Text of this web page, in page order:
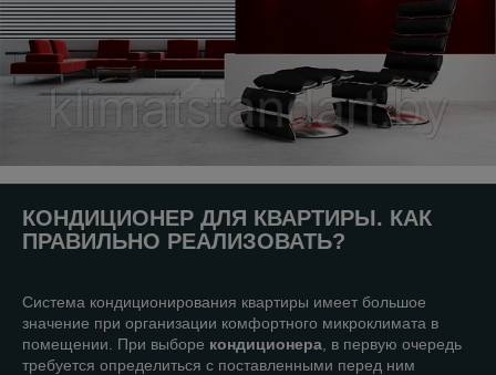
КОНДИЦИОНЕР ДЛЯ КВАРТИРЫ. КАК
ПРАВИЛЬНО РЕАЛИЗОВАТЬ?
Система кондиционирования квартиры имеет большое
значение при организации комфортного микроклимата в
помещении. При выборе кондиционера , в первую очередь
требуется определиться с поставленными перед ним